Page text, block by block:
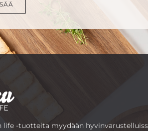
life -tuotteita myydään